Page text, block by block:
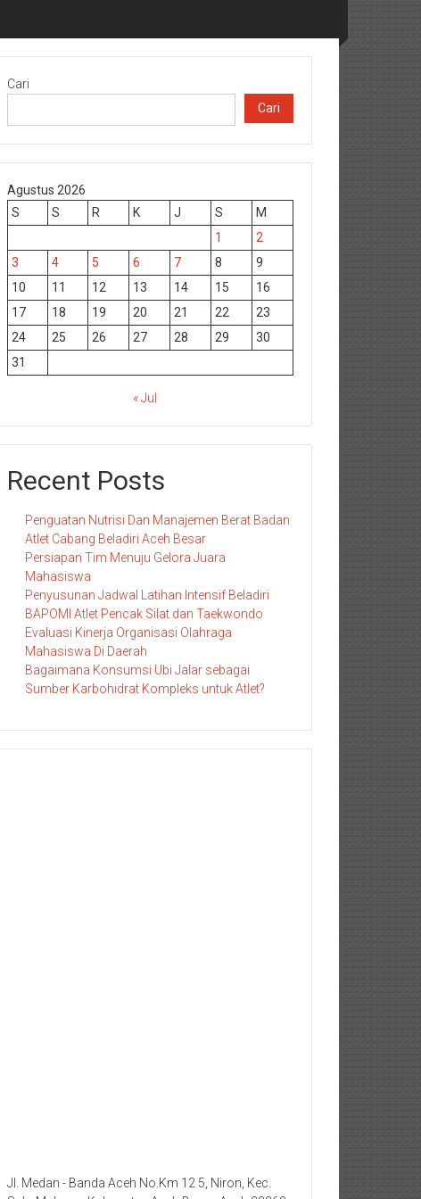
Cari
Cari
Agustus 2026
S
S R K J S
M
1
2
3
4 5 6 7 8
9
10
11 12 13 14 15
16
17
18 19 20 21 22
23
24
25 26 27 28 29
30
31
« Jul
Recent Posts
Penguatan Nutrisi Dan Manajemen Berat Badan
Atlet Cabang Beladiri Aceh Besar
Persiapan Tim Menuju Gelora Juara
Mahasiswa
Penyusunan Jadwal Latihan Intensif Beladiri
BAPOMI Atlet Pencak Silat dan Taekwondo
Evaluasi Kinerja Organisasi Olahraga
Mahasiswa Di Daerah
Bagaimana Konsumsi Ubi Jalar sebagai
Sumber Karbohidrat Kompleks untuk Atlet?
Jl. Medan - Banda Aceh No.Km 12 5, Niron, Kec.